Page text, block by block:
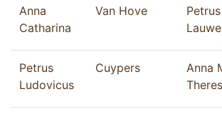
Anna
Catharina
Van Hove
Petrus
Ludovicus
Cuypers
Anna